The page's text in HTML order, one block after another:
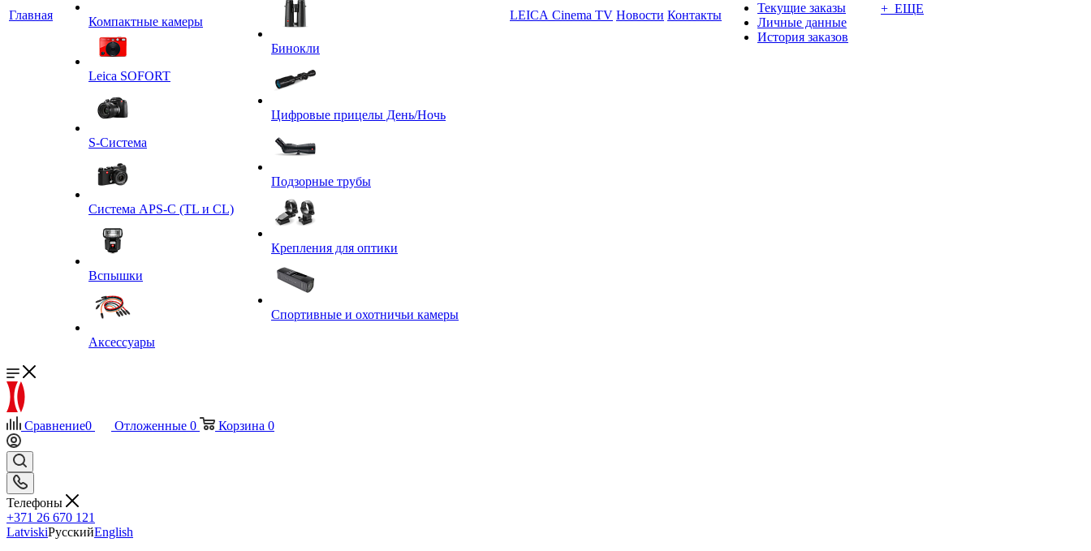
Главная Компактные камеры
Leica SOFORT
S-Система
Система APS-C (TL и CL)
Вспышки
Аксессуары
Бинокли
Цифровые прицелы День/Ночь
Подзорные трубы
Крепления для оптики
Спортивные и охотничьи камеры
LEICA Cinema TV Новости Контакты
Текущие заказы
Личные данные
История заказов
+ ЕЩЕ
Сравнение0 Отложенные 0 Корзина 0
Телефоны
+371 26 670 121
LatviskiРусскийEnglish